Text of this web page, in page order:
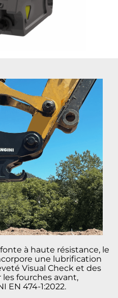
à haute résistance, le
une lubrification
Visual Check et des
fourches avant,
EN 474-1:2022.